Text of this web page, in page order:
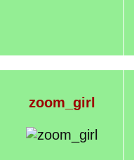
zoom_girl